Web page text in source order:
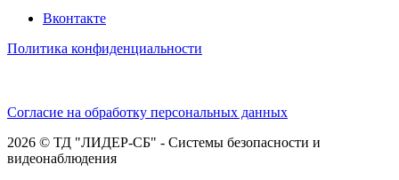
Вконтакте
Политика конфиденциальности
Согласие на обработку персональных данных
2026 © ТД "ЛИДЕР-СБ" - Системы безопасности и
видеонаблюдения